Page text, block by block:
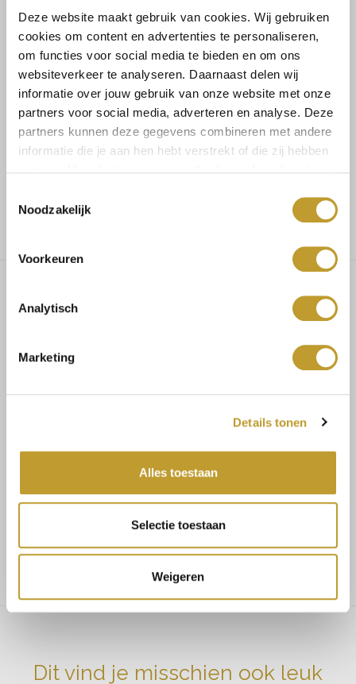
Deze website maakt gebruik van cookies. Wij gebruiken
cookies om content en advertenties te personaliseren,
om functies voor social media te bieden en om ons
websiteverkeer te analyseren. Daarnaast delen wij
informatie over jouw gebruik van onze website met onze
partners voor social media, adverteren en analyse. Deze
partners kunnen deze gegevens combineren met andere
informatie die je aan hen hebt verstrekt of die zij hebben
Noodzakelijk
Voorkeuren
Analytisch
Marketing
Details tonen
Alles toestaan
Selectie toestaan
Weigeren
Size guide Verzenden & retourneren
Koop veilig en vertrouwd
Voor 17.30u besteld, dezelfde dag verzonden
Maat 36 bestel S
Maat 38 bestel M
Maat 40 bestel L
Het model draagt maat S en heeft een lengte van 168 cm
Dit vind je misschien ook leuk